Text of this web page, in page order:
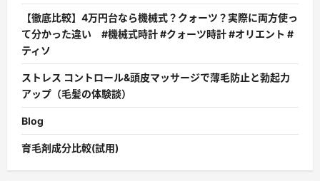
【徹底比較】4万円台なら機械式？クォーツ？実際に両方使っ
て分かった違い #機械式時計 #クォーツ時計 #オリエント #
ティソ
ストレス コントロール&頭皮マッサージで薄毛防止と勃起力
アップ（毛髪の体験談）
Blog
育毛剤成分比較(試用)